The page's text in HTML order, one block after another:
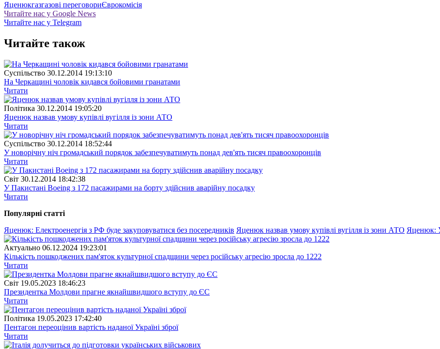
Яценюкгазгазові переговориЄврокомісія
Читайте нас у Google News
Читайте нас у Telegram
Читайте також
Суспiльство 30.12.2014 19:13:10
На Черкащині чоловік кидався бойовими гранатами
Читати
Полiтика 30.12.2014 19:05:20
Яценюк назвав умову купівлі вугілля із зони АТО
Читати
Суспiльство 30.12.2014 18:52:44
У новорічну ніч громадський порядок забезпечуватимуть понад дев'ять тисяч правоохоронців
Читати
Свiт 30.12.2014 18:42:38
У Пакистані Boeing з 172 пасажирами на борту здійснив аварійну посадку
Читати
Популярнi статтi
Яценюк: Електроенергія з РФ буде закуповуватися без посередників Яценюк назвав умову купівлі вугілля із зони АТО Яценюк:
Актуально 06.12.2024 19:23:01
Кількість пошкоджених пам'яток культурної спадщини через російську агресію зросла до 1222
Читати
Свiт 19.05.2023 18:46:23
Президентка Молдови прагне якнайшвидшого вступу до ЄС
Читати
Полiтика 19.05.2023 17:42:40
Пентагон переоцінив вартість наданої Україні зброї
Читати